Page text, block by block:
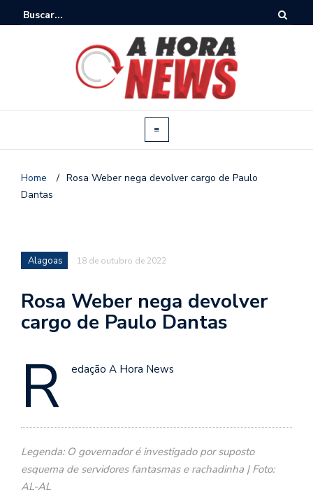
Home / Rosa Weber nega devolver cargo de Paulo
Dantas
Alagoas 18 de outubro de 2022
Rosa Weber nega devolver
cargo de Paulo Dantas
R edação A Hora News
Legenda: O governador é investigado por suposto
esquema de servidores fantasmas e rachadinha | Foto:
AL-AL